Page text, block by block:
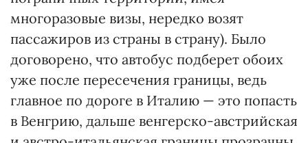
многоразовые визы, нередко возят
пассажиров из страны в страну). Было
договорено, что автобус подберет обоих
уже после пересечения границы, ведь
главное по дороге в Италию — это попасть
в Венгрию, дальше венгерско-австрийская